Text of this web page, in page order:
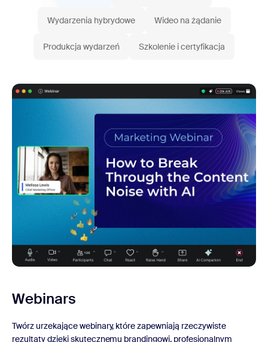
Wydarzenia hybrydowe Wideo na żądanie
Produkcja wydarzeń Szkolenie i certyfikacja
Webinars
Twórz urzekające webinary, które zapewniają rzeczywiste
rezultaty dzięki skutecznemu brandingowi, profesjonalnym